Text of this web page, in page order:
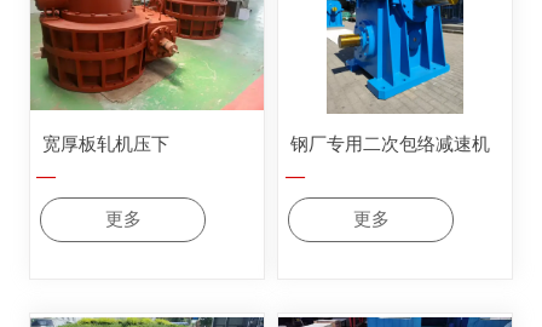
宽厚板轧机压下
—
更多
钢厂专用二次包络减速机
—
更多